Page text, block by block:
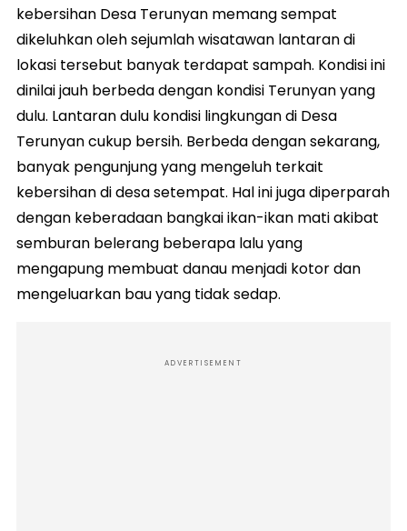
kebersihan Desa Terunyan memang sempat
dikeluhkan oleh sejumlah wisatawan lantaran di
lokasi tersebut banyak terdapat sampah. Kondisi ini
dinilai jauh berbeda dengan kondisi Terunyan yang
dulu. Lantaran dulu kondisi lingkungan di Desa
Terunyan cukup bersih. Berbeda dengan sekarang,
banyak pengunjung yang mengeluh terkait
kebersihan di desa setempat. Hal ini juga diperparah
dengan keberadaan bangkai ikan-ikan mati akibat
semburan belerang beberapa lalu yang
mengapung membuat danau menjadi kotor dan
mengeluarkan bau yang tidak sedap.
ADVERTISEMENT